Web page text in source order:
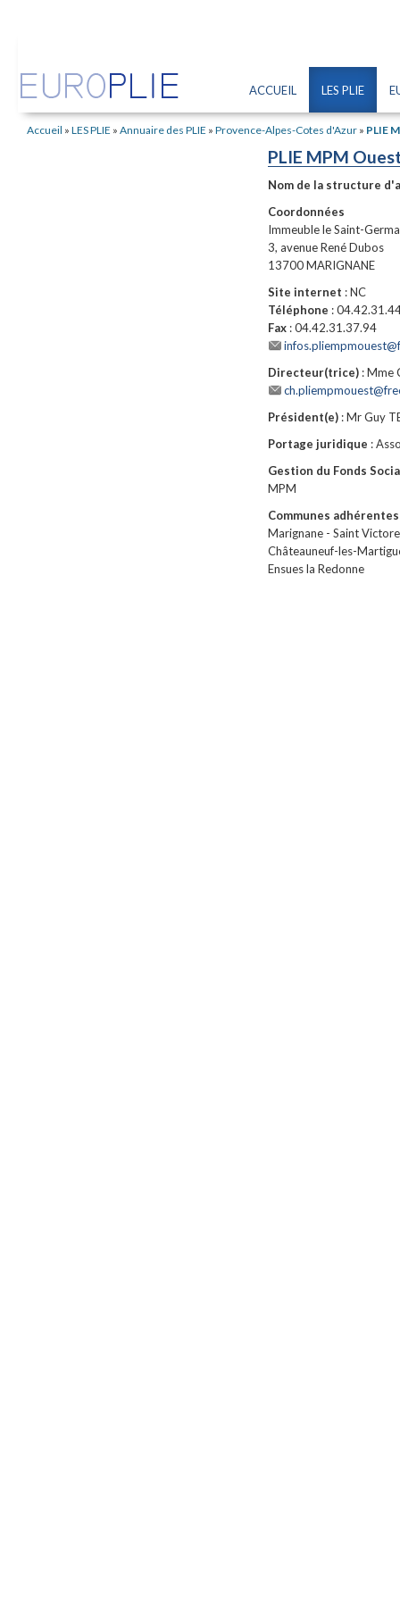
ACCUEIL LES PLIE
Accueil » LES PLIE » Annuaire des PLIE » Provence-Alpes-Cotes d'Azur » PLIE
PLIE MPM
Nom de la structure
Coordonnées
Immeuble le Saint-
3, avenue René Dubos
13700 MARIGNANE
Site internet : NC
Téléphone :
Fax : 04.42.31.37.94
Directeur(trice) : Mme
Président(e) : Mr Guy
Portage juridique :
Gestion du Fonds
MPM
Communes adhérentes
Marignane - Saint
Châteauneuf-les-
Ensues la Redonne